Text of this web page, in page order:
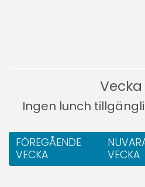
Vecka
Ingen lunch
FÖREGÅENDE
VECKA
VECKA